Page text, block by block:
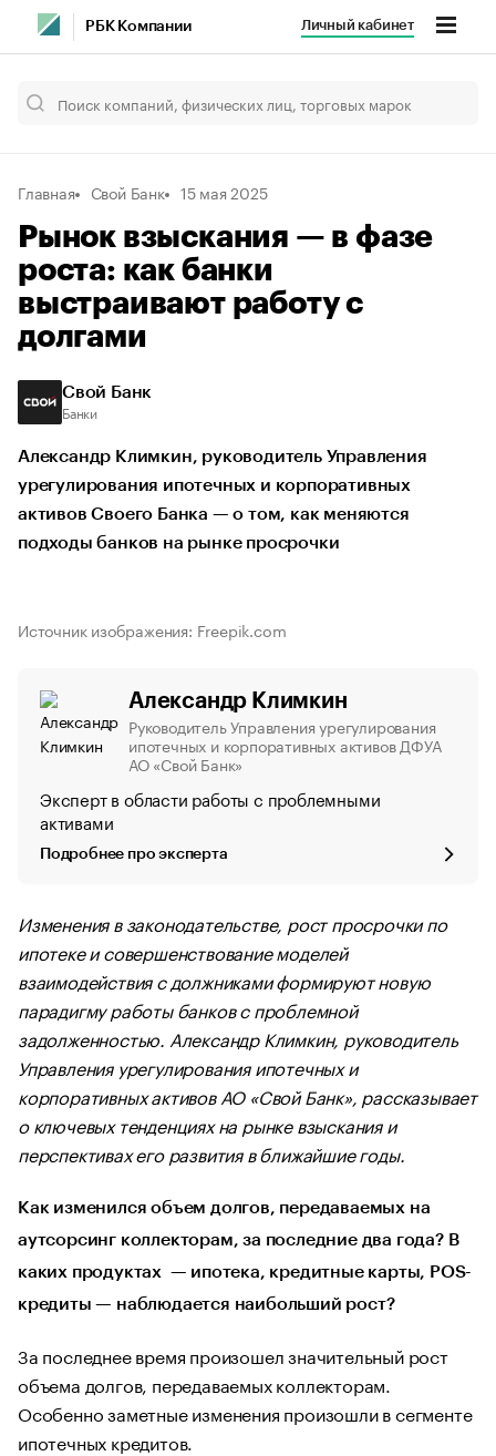
РБК Компании Личный кабинет
Главная Свой Банк 15 мая 2025
Рынок взыскания — в фазе
роста: как банки
выстраивают работу с
долгами
Свой Банк
Банки
Александр Климкин, руководитель Управления
урегулирования ипотечных и корпоративных
активов Своего Банка — о том, как меняются
подходы банков на рынке просрочки
Источник изображения: Freepik.com
Александр Климкин
Руководитель Управления урегулирования
ипотечных и корпоративных активов ДФУА
АО «Свой Банк»
Эксперт в области работы с проблемными
активами
Подробнее про эксперта
Изменения в законодательстве, рост просрочки по
ипотеке и совершенствование моделей
взаимодействия с должниками формируют новую
парадигму работы банков с проблемной
задолженностью. Александр Климкин, руководитель
Управления урегулирования ипотечных и
корпоративных активов АО «Свой Банк», рассказывает
о ключевых тенденциях на рынке взыскания и
перспективах его развития в ближайшие годы.
Как изменился объем долгов, передаваемых на
аутсорсинг коллекторам, за последние два года? В
каких продуктах — ипотека, кредитные карты, POS-
кредиты — наблюдается наибольший рост?
За последнее время произошел значительный рост
объема долгов, передаваемых коллекторам.
Особенно заметные изменения произошли в сегменте
ипотечных кредитов.